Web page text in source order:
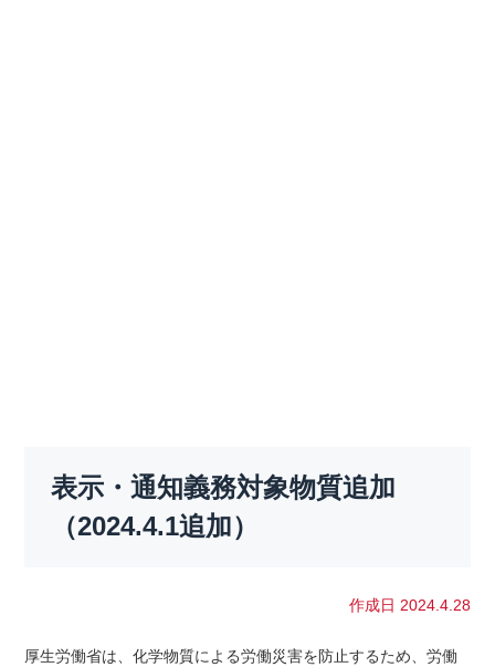
表示・通知義務対象物質追加
（2024.4.1追加）
作成日 2024.4.28
厚生労働省は、化学物質による労働災害を防止するため、労働